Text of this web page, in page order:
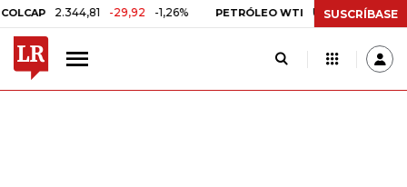
2.344,81 -29,92 -1,26% PETRÓLEO WTI US$ 75,09 -US$ 0,24
SUSCRÍBASE